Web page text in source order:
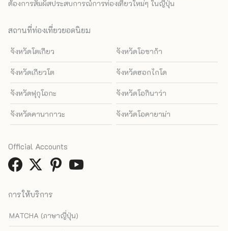
ต้องการสัมผัสประสบการณ์การท่องเที่ยวใหม่ๆ ในญี่ปุ่น
สถานที่ท่องเที่ยวยอดนิยม
จังหวัดโตเกียว จังหวัดโอซาก้า
จังหวัดเกียวโต จังหวัดฮอกไกโด
จังหวัดฟุกุโอกะ จังหวัดโอกินาว่า
จังหวัดคานากาวะ จังหวัดโอคายาม่า
การให้บริการ
MATCHA (ภาษาญี่ปุ่น)
Official Accounts